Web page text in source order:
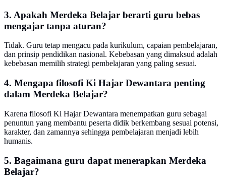
3. Apakah Merdeka Belajar berarti guru bebas
mengajar tanpa aturan?
Tidak. Guru tetap mengacu pada kurikulum, capaian pembelajaran,
dan prinsip pendidikan nasional. Kebebasan yang dimaksud adalah
kebebasan memilih strategi pembelajaran yang paling sesuai.
4. Mengapa filosofi Ki Hajar Dewantara penting
dalam Merdeka Belajar?
Karena filosofi Ki Hajar Dewantara menempatkan guru sebagai
penuntun yang membantu peserta didik berkembang sesuai potensi,
karakter, dan zamannya sehingga pembelajaran menjadi lebih
humanis.
5. Bagaimana guru dapat menerapkan Merdeka
Belajar?